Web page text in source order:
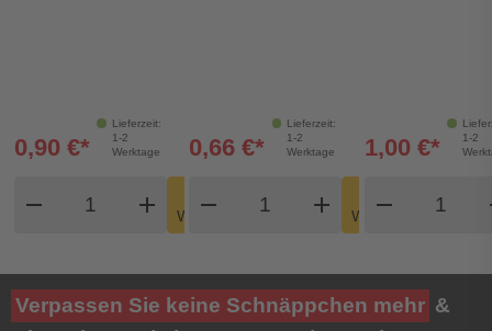
Lieferzeit:
1-2
Werktage
0,90 €*
remove add
Warenkorb
shopping_cart
Lieferzeit:
1-2
Werktage
0,66 €*
remove add
Warenkorb
shopping_cart
1-2
1,00 €*
remove
Verpassen Sie keine Schnäppchen mehr &